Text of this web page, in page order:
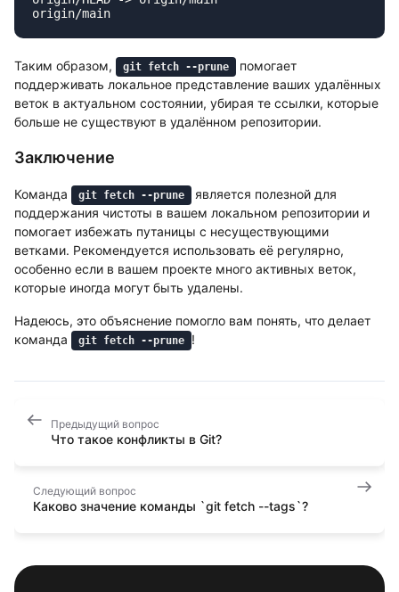
Таким образом, git fetch --prune
помогает
поддерживать локальное представление ваших удалённых
веток в актуальном состоянии, убирая те ссылки, которые
больше не существуют в удалённом репозитории.
Заключение
Команда git fetch --prune
является полезной для
поддержания чистоты в вашем локальном репозитории и
помогает избежать путаницы с несуществующими
ветками. Рекомендуется использовать её регулярно,
особенно если в вашем проекте много активных веток,
которые иногда могут быть удалены.
Надеюсь, это объяснение помогло вам понять, что делает
команда
git fetch --prune !
Предыдущий вопрос
Что такое конфликты в Git?
Следующий вопрос
Каково значение команды `git fetch --tags`?